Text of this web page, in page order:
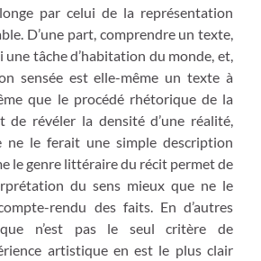
par celui de la représentation
D’une part, comprendre un texte,
une tâche d’habitation du monde, et,
sensée est elle-même un texte à
que le procédé rhétorique de la
de révéler la densité d’une réalité,
ne le ferait une simple description
le genre littéraire du récit permet de
du sens mieux que ne le
rendu des faits. En d’autres
n’est pas le seul critère de
artistique en est le plus clair